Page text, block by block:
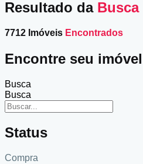
Resultado da Busca
7712 Imóveis Encontrados
Encontre seu imóvel
Busca
Busca
Status
Compra